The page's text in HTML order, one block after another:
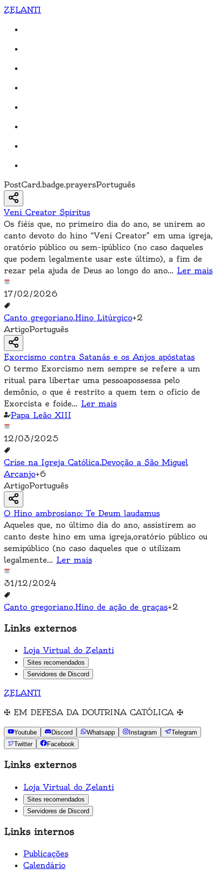
ZELANTI
PostCard.badge.prayersPortuguês
Veni Creator Spiritus
Os fiéis que, no primeiro dia do ano, se unirem ao
canto devoto do hino “Veni Creator” em uma igreja,
oratório público ou sem-ipúblico (no caso daqueles
que podem legalmente usar este último), a fim de
rezar pela ajuda de Deus ao longo do ano... Ler mais
17/02/2026
Canto gregoriano,Hino Litúrgico+2
ArtigoPortuguês
Exorcismo contra Satanás e os Anjos apóstatas
O termo Exorcismo nem sempre se refere a um
ritual para libertar uma pessoapossessa pelo
demônio, o que é restrito a quem tem o ofício de
Exorcista e foide... Ler mais
Papa Leão XIII
12/03/2025
Crise na Igreja Católica,Devoção a São Miguel
Arcanjo+6
ArtigoPortuguês
O Hino ambrosiano: Te Deum laudamus
Aqueles que, no último dia do ano, assistirem ao
canto deste hino em uma igreja,oratório público ou
semipúblico (no caso daqueles que o utilizam
legalmente... Ler mais
31/12/2024
Canto gregoriano,Hino de ação de graças+2
Links externos
Loja Virtual do Zelanti
Sites recomendados
Servidores de Discord
ZELANTI
✠ EM DEFESA DA DOUTRINA CATÓLICA✠
Youtube Discord Whatsapp Instagram
Telegram
Twitter
Facebook
Links externos
Loja Virtual do Zelanti
Sites recomendados
Servidores de Discord
Links internos
Publicações
Calendário